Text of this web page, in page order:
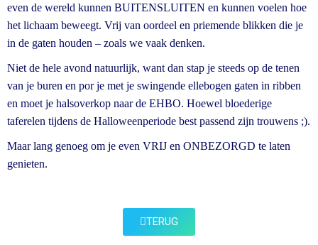
even de wereld kunnen BUITENSLUITEN en kunnen voelen hoe
het lichaam beweegt. Vrij van oordeel en priemende blikken die je
in de gaten houden – zoals we vaak denken.
Niet de hele avond natuurlijk, want dan stap je steeds op de tenen
van je buren en por je met je swingende ellebogen gaten in ribben
en moet je halsoverkop naar de EHBO. Hoewel bloederige
taferelen tijdens de Halloweenperiode best passend zijn trouwens ;).
Maar lang genoeg om je even VRIJ en ONBEZORGD te laten
genieten.
TERUG